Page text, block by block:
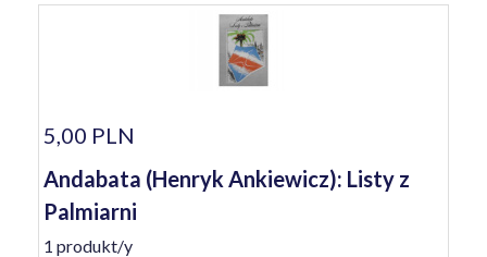
5,00 PLN
Andabata (Henryk Ankiewicz): Listy z
Palmiarni
1 produkt/y